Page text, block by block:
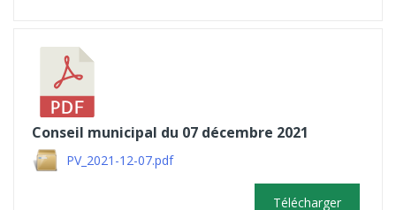
Conseil municipal du 07 décembre 2021
PV_2021-12-07.pdf
Télécharger